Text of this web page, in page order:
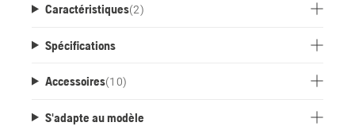
Caractéristiques(2)
Spécifications
Accessoires(10)
S'adapte au modèle